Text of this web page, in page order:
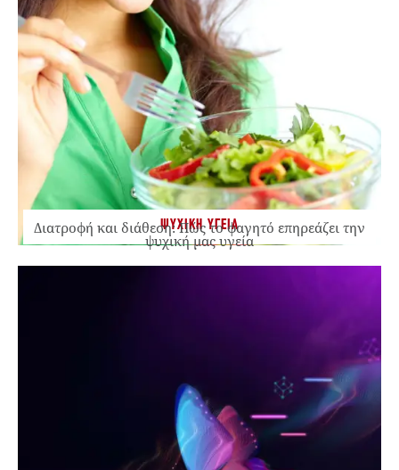
ΨΥΧΙΚΗ ΥΓΕΙΑ
Διατροφή και διάθεση: Πώς το φαγητό επηρεάζει την
ψυχική μας υγεία